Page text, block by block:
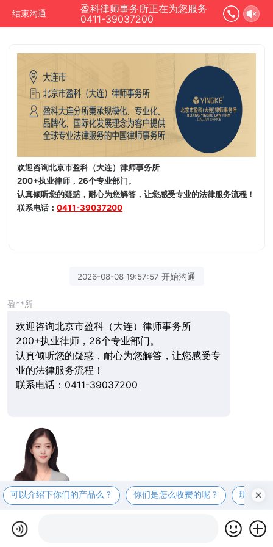
结束沟通
盈科律师事务所正在为您服务
0411-39037200
欢迎咨询北京市盈科（大连）律师事务所
200+执业律师，26个专业部门。
认真倾听您的疑惑，耐心为您解答，让您感受专业的法律服务流程！
联系电话：0411-39037200
2026-08-08 19:57:57 开始沟通
盈**所
欢迎咨询北京市盈科（大连）律师事务所
200+执业律师，26个专业部门。
认真倾听您的疑惑，耐心为您解答，让您感受专
业的法律服务流程！
联系电话：0411-39037200
可以介绍下你们的产品么？ 你们是怎么收费的呢？ 现在有